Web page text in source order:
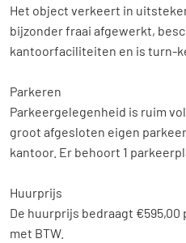
Het object verkeert in
bijzonder fraai afgewerkt,
kantoorfaciliteiten en is turn-
Parkeren
Parkeergelegenheid is ruim
groot afgesloten eigen
kantoor. Er behoort 1
Huurprijs
De huurprijs bedraagt
met BTW.